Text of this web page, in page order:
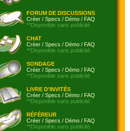
FORUM DE DISCUSSIONS
Créer / Specs / Démo / FAQ
**Disponible sans publicité
CHAT
Créer / Specs / Démo / FAQ
**Disponible sans publicité
SONDAGE
Créer / Specs / Démo / FAQ
**Disponible sans publicité
LIVRE D'INVITÉS
Créer / Specs / Démo / FAQ
**Disponible sans publicité
RÉFÉREUR
Créer / Specs / Démo / FAQ
**Disponible sans publicité